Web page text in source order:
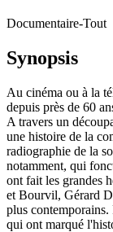
Documentaire-Tout
Synopsis
Au cinéma ou à la
depuis près de 60
A travers un
une histoire de la
radiographie de la
notamment, qui
ont fait les grandes
et Bourvil, Gérard
plus contemporains.
qui ont marqué